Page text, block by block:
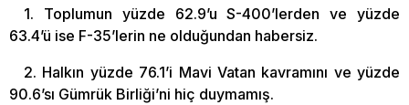
1. Toplumun yüzde 62.9’u S-400’lerden ve yüzde
63.4’ü ise F-35’lerin ne olduğundan habersiz.
2. Halkın yüzde 76.1’i Mavi Vatan kavramını ve yüzde
90.6’sı Gümrük Birliği’ni hiç duymamış.